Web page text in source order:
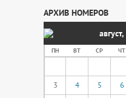
АРХИВ НОМЕРОВ
август,
ПН ВТ СР ЧТ
3
4 5 6